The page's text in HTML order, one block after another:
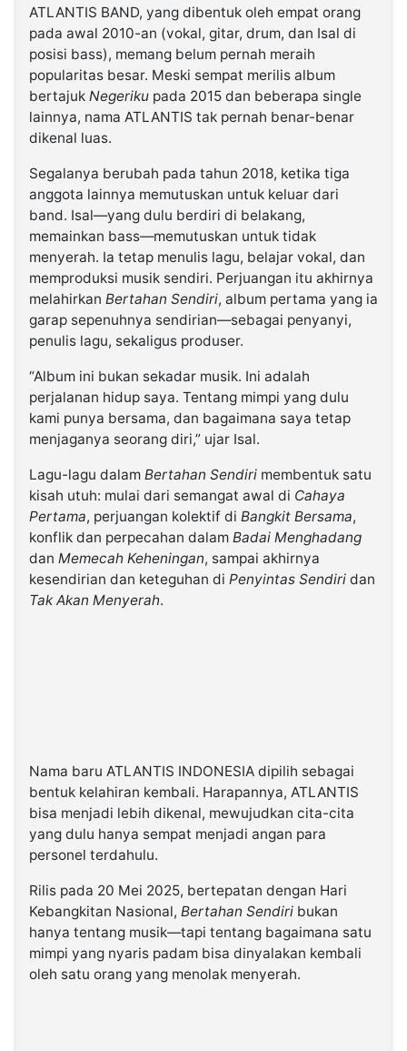
ATLANTIS BAND, yang dibentuk oleh empat orang
pada awal 2010-an (vokal, gitar, drum, dan Isal di
posisi bass), memang belum pernah meraih
popularitas besar. Meski sempat merilis album
bertajuk Negeriku pada 2015 dan beberapa single
lainnya, nama ATLANTIS tak pernah benar-benar
dikenal luas.
Segalanya berubah pada tahun 2018, ketika tiga
anggota lainnya memutuskan untuk keluar dari
band. Isal—yang dulu berdiri di belakang,
memainkan bass—memutuskan untuk tidak
menyerah. Ia tetap menulis lagu, belajar vokal, dan
memproduksi musik sendiri. Perjuangan itu akhirnya
melahirkan Bertahan Sendiri, album pertama yang ia
garap sepenuhnya sendirian—sebagai penyanyi,
penulis lagu, sekaligus produser.
“Album ini bukan sekadar musik. Ini adalah
perjalanan hidup saya. Tentang mimpi yang dulu
kami punya bersama, dan bagaimana saya tetap
menjaganya seorang diri,” ujar Isal.
Lagu-lagu dalam Bertahan Sendiri membentuk satu
kisah utuh: mulai dari semangat awal di Cahaya
Pertama, perjuangan kolektif di Bangkit Bersama,
konflik dan perpecahan dalam Badai Menghadang
dan Memecah Keheningan, sampai akhirnya
kesendirian dan keteguhan di Penyintas Sendiri dan
Tak Akan Menyerah.
Nama baru ATLANTIS INDONESIA dipilih sebagai
bentuk kelahiran kembali. Harapannya, ATLANTIS
bisa menjadi lebih dikenal, mewujudkan cita-cita
yang dulu hanya sempat menjadi angan para
personel terdahulu.
Rilis pada 20 Mei 2025, bertepatan dengan Hari
Kebangkitan Nasional, Bertahan Sendiri bukan
hanya tentang musik—tapi tentang bagaimana satu
mimpi yang nyaris padam bisa dinyalakan kembali
oleh satu orang yang menolak menyerah.